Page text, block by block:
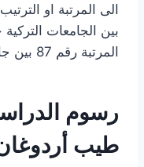
الى المرتبة او
بين الجامعات
المرتبة رقم 87 بين جامعات تركيا اجمع.
رسوم
طيب